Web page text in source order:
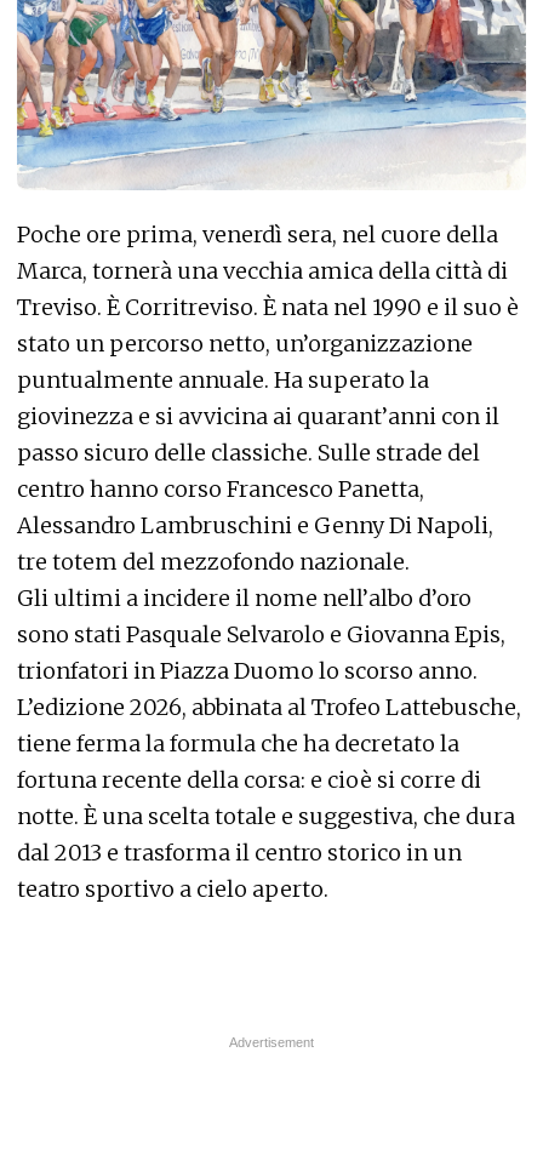
Poche ore prima, venerdì sera, nel cuore della
Marca, tornerà una vecchia amica della città di
Treviso. È Corritreviso. È nata nel 1990 e il suo è
stato un percorso netto, un’organizzazione
puntualmente annuale. Ha superato la
giovinezza e si avvicina ai quarant’anni con il
passo sicuro delle classiche. Sulle strade del
centro hanno corso Francesco Panetta,
Alessandro Lambruschini e Genny Di Napoli,
tre totem del mezzofondo nazionale.
Gli ultimi a incidere il nome nell’albo d’oro
sono stati Pasquale Selvarolo e Giovanna Epis,
trionfatori in Piazza Duomo lo scorso anno.
L’edizione 2026, abbinata al Trofeo Lattebusche,
tiene ferma la formula che ha decretato la
fortuna recente della corsa: e cioè si corre di
notte. È una scelta totale e suggestiva, che dura
dal 2013 e trasforma il centro storico in un
teatro sportivo a cielo aperto.